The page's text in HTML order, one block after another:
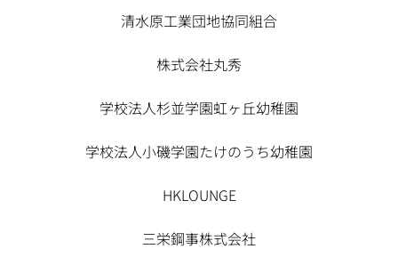
清水原工業団地協同組合
株式会社丸秀
学校法人杉並学園虹ヶ丘幼稚園
学校法人小磯学園たけのうち幼稚園
HKLOUNGE
三栄鋼事株式会社